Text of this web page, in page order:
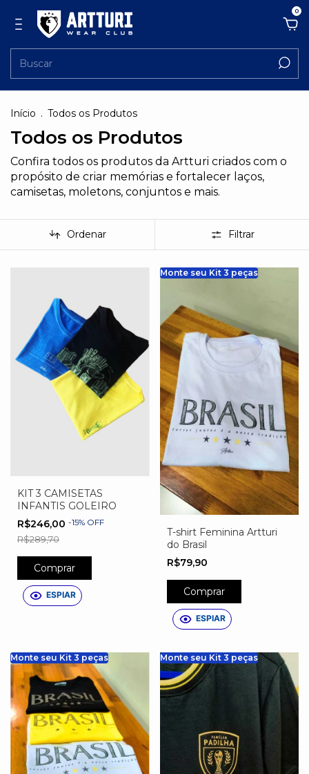
0
Início . Todos os Produtos
Todos os Produtos
Confira todos os produtos da Artturi criados com o
propósito de criar memórias e fortalecer laços,
camisetas, moletons, conjuntos e mais.
Ordenar Filtrar
KIT 3 CAMISETAS
INFANTIS GOLEIRO
R$246,00 -15% OFF
R$289,70
Comprar
ESPIAR
Monte seu Kit 3 peças
T-shirt Feminina Artturi
do Brasil
R$79,90
Comprar
ESPIAR
Monte seu Kit 3 peças Monte seu Kit 3 peças